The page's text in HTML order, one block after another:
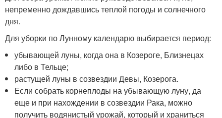
непременно дождавшись теплой погоды и солнечного
дня.
Для уборки по Лунному календарю выбирается период:
убывающей луны, когда она в Козероге, Близнецах
либо в Тельце;
растущей луны в созвездии Девы, Козерога.
Если собрать корнеплоды на убывающую луну, да
еще и при нахождении в созвездии Рака, можно
получить водянистый урожай, который и храниться